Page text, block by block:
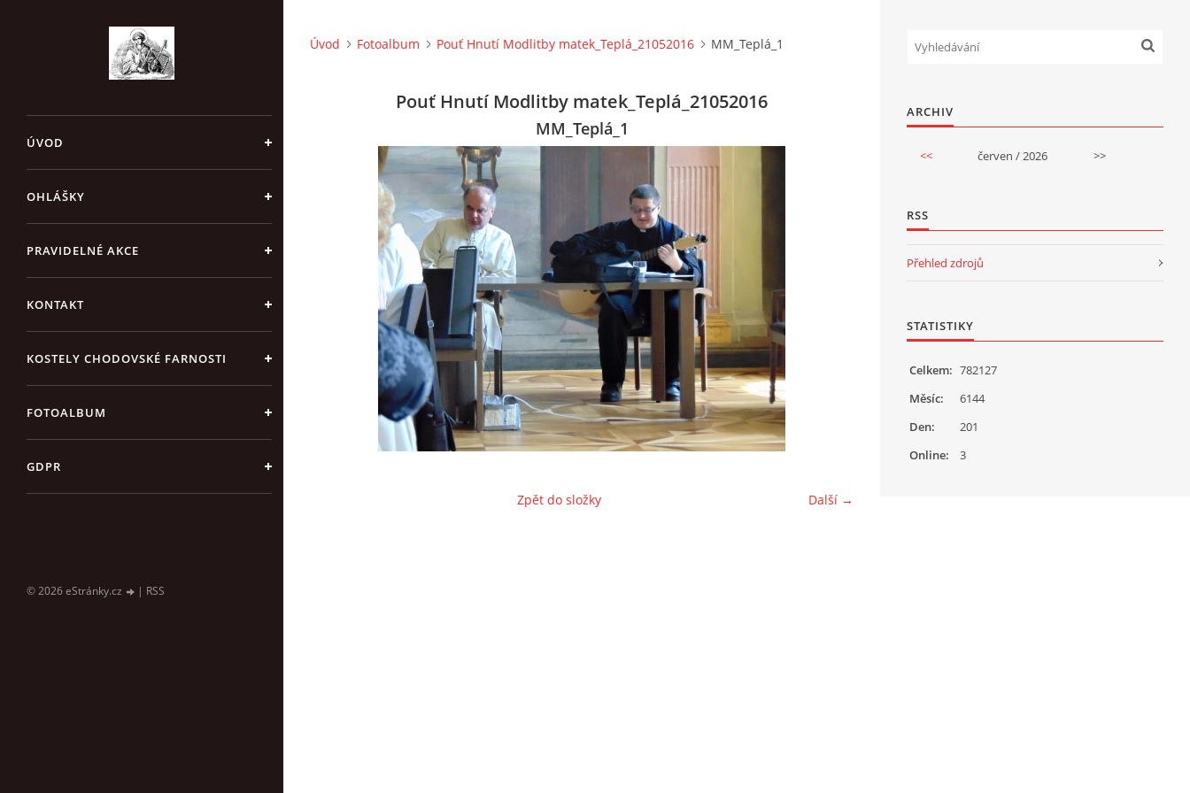
ÚVOD
OHLÁŠKY
PRAVIDELNÉ AKCE
KONTAKT
KOSTELY CHODOVSKÉ FARNOSTI
FOTOALBUM
GDPR
© 2026 eStránky.cz | RSS
Úvod Fotoalbum Pouť Hnutí Modlitby matek_Teplá_21052016 MM_Teplá_1
Pouť Hnutí Modlitby matek_Teplá_21052016
MM_Teplá_1
Další →
Zpět do složky
ARCHIV
<< červen / 2026 >>
RSS
Přehled zdrojů
STATISTIKY
Online: 3
Celkem: 782127
Měsíc:
6144
Den:
201